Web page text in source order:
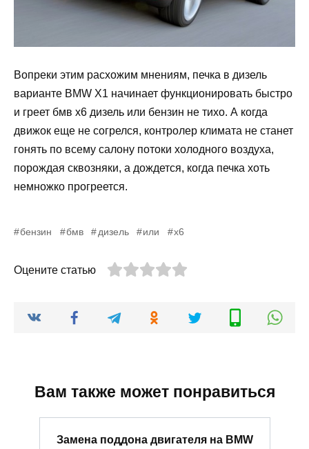
Вопреки этим расхожим мнениям, печка в дизель
варианте BMW X1 начинает функционировать быстро
и греет бмв х6 дизель или бензин не тихо. А когда
движок еще не согрелся, контролер климата не станет
гонять по всему салону потоки холодного воздуха,
порождая сквозняки, а дождется, когда печка хоть
немножко прогреется.
бензин бмв дизель или х6
Оцените статью
Вам также может понравиться
Замена поддона двигателя на BMW